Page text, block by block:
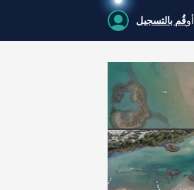
أوقُم بالتسجيل